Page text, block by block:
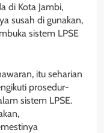
di Kota Jambi,
susah di gunakan,
sistem LPSE
itu seharian
prosedur-
sistem LPSE.